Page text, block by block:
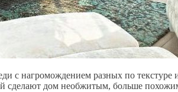
нагромождением разных по текстуре
сделают дом необжитым, больше